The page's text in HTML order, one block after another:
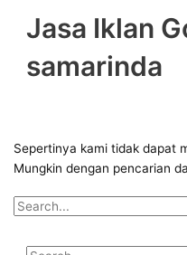
Jasa Iklan
samarinda
Sepertinya kami tidak dapat
Mungkin dengan pencarian
u
k